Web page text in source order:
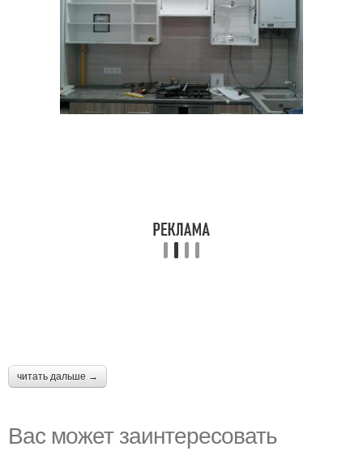
читать дальше →
Вас может заинтересовать